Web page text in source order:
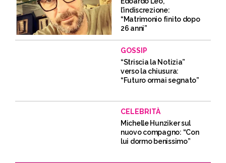
l’indiscrezione:
“Matrimonio finito dopo
26 anni”
GOSSIP
“Striscia la Notizia”
verso la chiusura:
“Futuro ormai segnato”
CELEBRITÀ
Michelle Hunziker sul
nuovo compagno: “Con
lui dormo benissimo”